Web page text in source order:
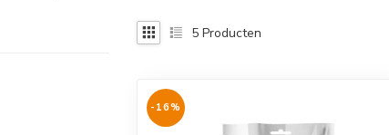
5 Producten
-16%